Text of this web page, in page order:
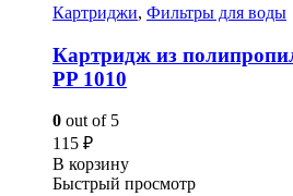
Картриджи, Фильтры для воды
Картридж из
PP 1010
0 out of 5
115 ₽
В корзину
Быстрый просмотр